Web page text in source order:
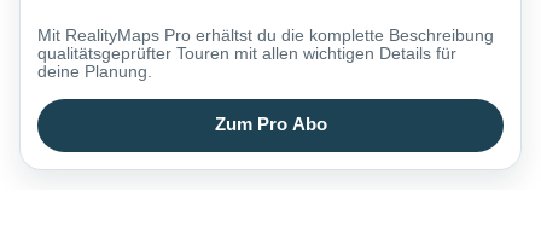
Mit RealityMaps Pro erhältst du die komplette Beschreibung
qualitätsgeprüfter Touren mit allen wichtigen Details für
deine Planung.
Zum Pro Abo